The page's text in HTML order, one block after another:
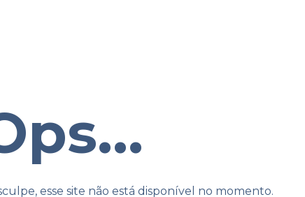
esse site não está disponível no momento.